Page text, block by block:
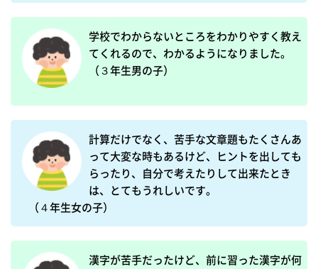
学校でわからないところをわかりやすく教え
てくれるので、わかるようになりました。
（３年生男の子）
計算だけでなく、苦手な文章題もたくさんあ
って大変な時もあるけど、ヒントを出しても
らったり、自分で考えたりして出来たとき
は、とてもうれしいです。
（４年生女の子）
漢字が苦手だったけど、前に習った漢字が何